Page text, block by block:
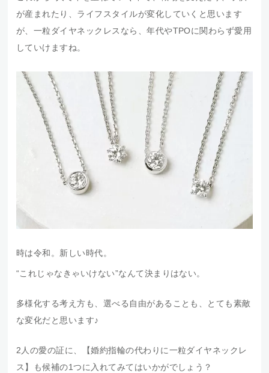
が産まれたり、ライフスタイルが変化していくと思います
が、一粒ダイヤネックレスなら、年代やTPOに関わらず愛用
していけますね。
時は令和。新しい時代。
“これじゃなきゃいけない”なんて決まりはない。
多様化する考え方も、選べる自由があることも、とても素敵
な変化だと思います♪
2人の愛の証に、【婚約指輪の代わりに一粒ダイヤネックレ
ス】も候補の1つに入れてみてはいかがでしょう？